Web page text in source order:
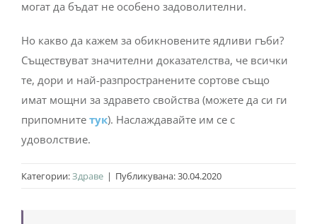
могат да бъдат не особено задоволителни.
Но какво да кажем за обикновените ядливи гъби?
Съществуват значителни доказателства, че всички
те, дори и най-разпространените сортове също
имат мощни за здравето свойства (можете да си ги
припомните тук). Наслаждавайте им се с
удоволствие.
Категории:Здраве | Публикувана: 30.04.2020